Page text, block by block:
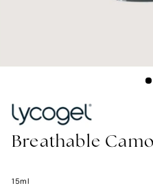
Breathable
15ml